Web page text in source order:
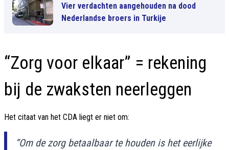
Vier verdachten aangehouden na dood
Nederlandse broers in Turkije
“Zorg voor elkaar” = rekening
bij de zwaksten neerleggen
Het citaat van het CDA liegt er niet om:
“Om de zorg betaalbaar te houden is het eerlijke